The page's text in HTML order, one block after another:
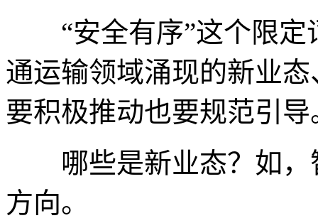
“安全有序”这个限定
通运输领域涌现的新业
要积极推动也要规范引导
哪些是新业态？如，
方向。